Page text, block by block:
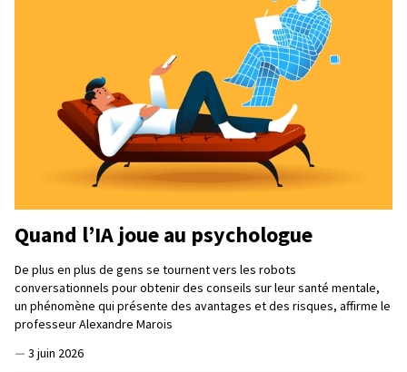
Quand l’IA joue au psychologue
De plus en plus de gens se tournent vers les robots
conversationnels pour obtenir des conseils sur leur santé mentale,
un phénomène qui présente des avantages et des risques, affirme le
professeur Alexandre Marois
— 3 juin 2026